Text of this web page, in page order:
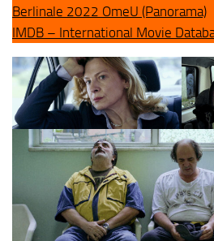
Berlinale 2022 OmeU (Panorama)
IMDB – International Movie